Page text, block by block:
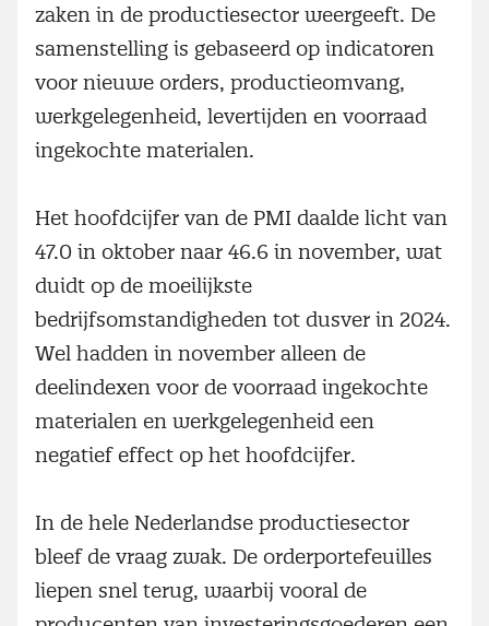
zaken in de productiesector weergeeft. De
samenstelling is gebaseerd op indicatoren
voor nieuwe orders, productieomvang,
werkgelegenheid, levertijden en voorraad
ingekochte materialen.
Het hoofdcijfer van de PMI daalde licht van
47.0 in oktober naar 46.6 in november, wat
duidt op de moeilijkste
bedrijfsomstandigheden tot dusver in 2024.
Wel hadden in november alleen de
deelindexen voor de voorraad ingekochte
materialen en werkgelegenheid een
negatief effect op het hoofdcijfer.
In de hele Nederlandse productiesector
bleef de vraag zwak. De orderportefeuilles
liepen snel terug, waarbij vooral de